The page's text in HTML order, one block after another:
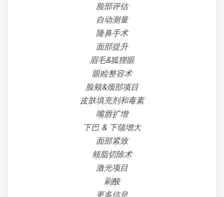
脸部评估
自动测量
隆鼻手术
面部提升
眉毛&狐狸眼
眼睑整容术
脸颊&颈部项目
皮肤填充剂和毒素
嘴唇扩增
下巴 & 下颌增大
面部紧致
颊脂切除术
激光项目
刷酸
更多信息